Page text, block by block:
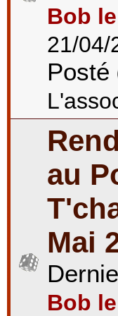
Bob
21/04/
Posté
au
Mai
Bob